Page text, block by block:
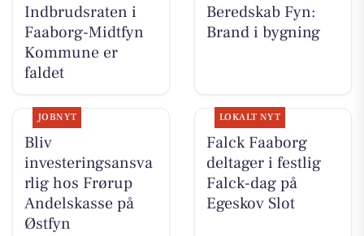
Indbrudsraten i
Faaborg-Midtfyn
Kommune er
faldet
Beredskab Fyn:
Brand i bygning
JOBNYT
Bliv
investeringsansva
rlig hos Frørup
Andelskasse på
Østfyn
LOKALT NYT
Falck Faaborg
deltager i festlig
Falck-dag på
Egeskov Slot